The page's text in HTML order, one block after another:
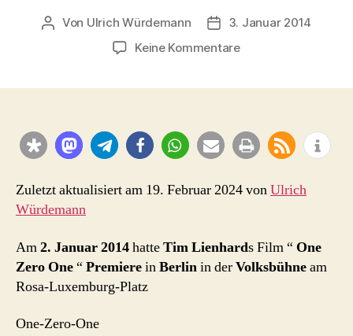
Beitragsautor
Von Ulrich Würdemann Beitragsdatum
3. Januar 2014
Keine Kommentarezu
Lienhard
2013)
Berlin
Zuletzt aktualisiert am 19. Februar 2024 vonUlrich
Würdemann
Am2. Januar 2014hatteTim Lienhards Film “ One
Zero One“PremiereinBerlinin derVolksbühneam
Rosa-Luxemburg-Platz
One-Zero-One